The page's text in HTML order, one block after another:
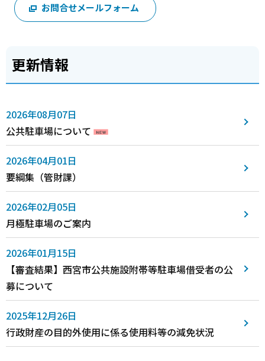
お問合せメールフォーム
更新情報
2026年08月07日
公共駐車場について
2026年04月01日
要綱集（管財課）
2026年02月05日
月極駐車場のご案内
2026年01月15日
【審査結果】西宮市公共施設附帯等駐車場借受者の公
募について
2025年12月26日
行政財産の目的外使用に係る使用料等の減免状況